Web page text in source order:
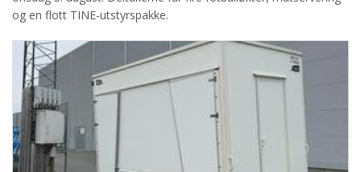
og en flott TINE-utstyrspakke.